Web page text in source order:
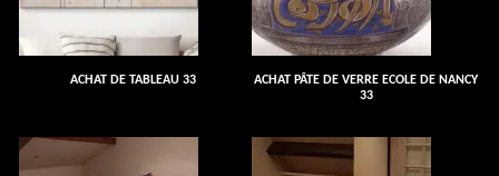
ACHAT DE TABLEAU 33
ACHAT PÂTE DE VERRE ECOLE DE NANCY
33